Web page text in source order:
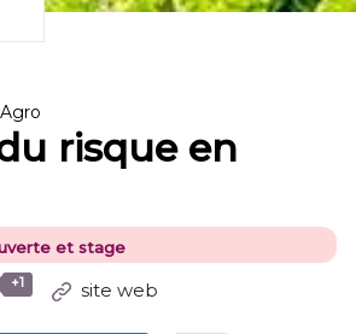
risque en
et stage
+1 site web